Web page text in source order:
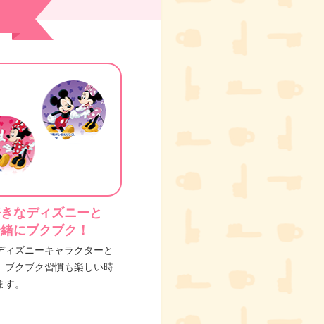
なディズニーと
にブクブク！
ィズニーキャラクターと
ブクブク習慣も楽しい時
。